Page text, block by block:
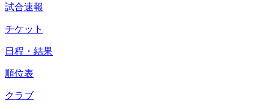
試合速報
チケット
日程・結果
順位表
クラブ